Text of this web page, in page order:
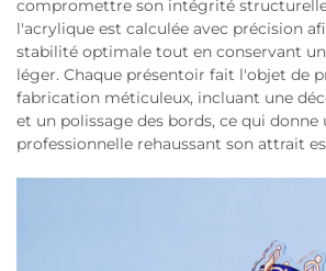
compromettre son intégrité
l'acrylique est calculée avec précision
stabilité optimale tout en conservant
léger. Chaque présentoir fait l'objet de
fabrication méticuleux, incluant une
et un polissage des bords, ce qui
professionnelle rehaussant son attrait